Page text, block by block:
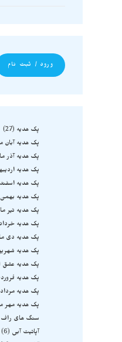
ورود / ثبت نام
پک هدیه
27
پک هدیه آبان
پک هدیه آذر
پک هدیه
پک هدیه اسفند
پک هدیه بهمن
پک هدیه تیر
پک هدیه
پک هدیه دی
پک هدیه
پک هدیه عشق
پک هدیه
پک هدیه مرداد
پک هدیه مهر
سنگ های راف
آپاتیت آبی
6